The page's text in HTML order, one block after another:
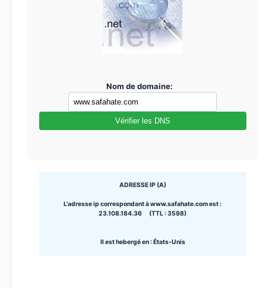
Nom de domaine:
Vérifier les DNS
ADRESSE IP (A)
L'adresse ip correspondant à www.safahate.com est :
23.108.184.36 (TTL : 3598)
Il est hebergé en : États-Unis